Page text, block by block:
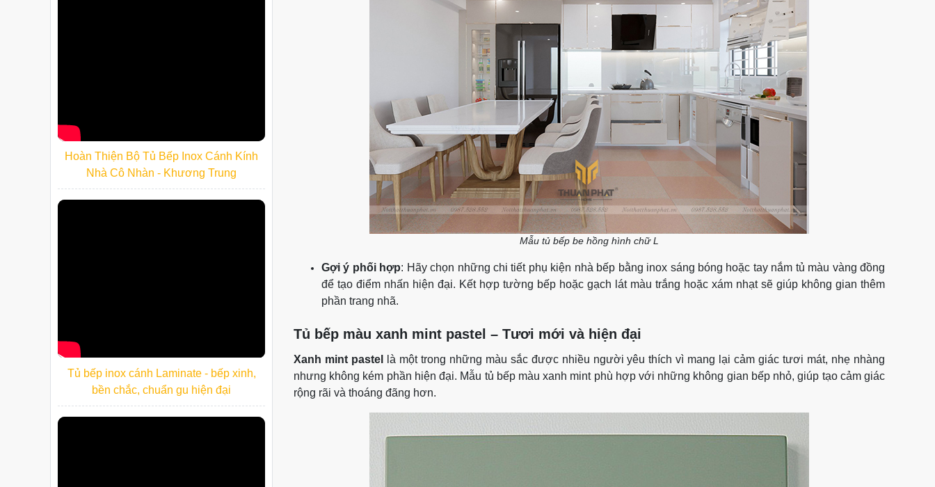
Mẫu tủ bếp be hồng hình chữ L
Gợi ý phối hợp: Hãy chọn những chi tiết phụ kiện nhà bếp bằng inox sáng bóng hoặc tay nắm tủ màu vàng đồng
để tạo điểm nhấn hiện đại. Kết hợp tường bếp hoặc gạch lát màu trắng hoặc xám nhạt sẽ giúp không gian thêm
phần trang nhã.
Tủ bếp màu xanh mint pastel – Tươi mới và hiện đại
Xanh mint pastel
là một trong những màu sắc được nhiều người yêu thích vì mang lại cảm giác tươi mát, nhẹ nhàng
nhưng không kém phần hiện đại. Mẫu tủ bếp màu xanh mint phù hợp với những không gian bếp nhỏ, giúp tạo cảm giác
rộng rãi và thoáng đãng hơn.
Hoàn Thiện Bộ Tủ Bếp Inox Cánh Kính
Nhà Cô Nhàn - Khương Trung
Tủ bếp inox cánh Laminate - bếp xinh,
bền chắc, chuẩn gu hiện đại